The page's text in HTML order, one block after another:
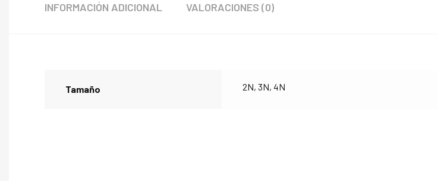
INFORMACIÓN ADICIONAL VALORACIONES (0)
Tamaño 2N, 3N, 4N